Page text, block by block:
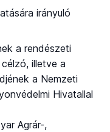
irányuló
a rendészeti
illetve a
a Nemzeti
Hivatallal
Agrár-,